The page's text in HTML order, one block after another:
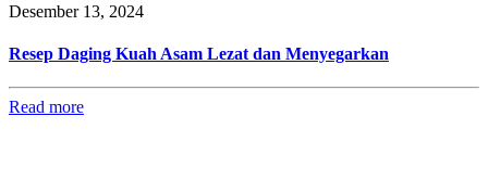
Desember 13, 2024
Resep Daging Kuah Asam Lezat dan Menyegarkan
Read more